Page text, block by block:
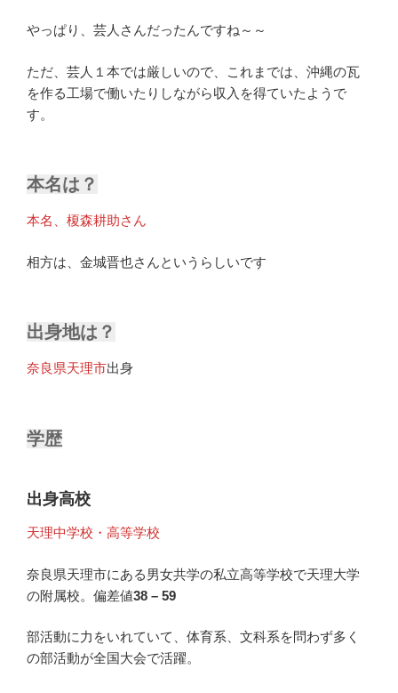
やっぱり、芸人さんだったんですね～～
ただ、芸人１本では厳しいので、これまでは、沖縄の瓦
を作る工場で働いたりしながら収入を得ていたようで
す。
本名は？
本名、榎森耕助さん
相方は、金城晋也さんというらしいです
出身地は？
奈良県天理市出身
学歴
出身高校
天理中学校・高等学校
奈良県天理市にある男女共学の私立高等学校で天理大学
の附属校。偏差値38 – 59
部活動に力をいれていて、体育系、文科系を問わず多く
の部活動が全国大会で活躍。